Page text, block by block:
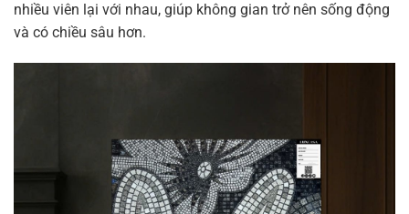
nhiều viên lại với nhau, giúp không gian trở nên sống động
và có chiều sâu hơn.